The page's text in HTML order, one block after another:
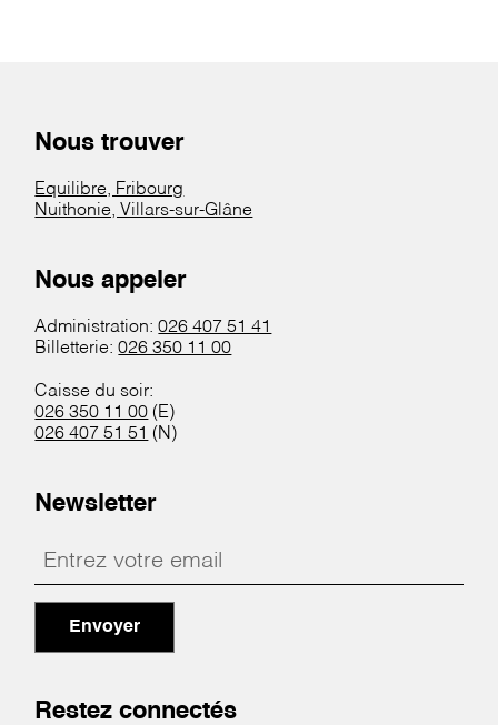
Nous trouver
Equilibre, Fribourg
Nuithonie, Villars-sur-Glâne
Nous appeler
Administration:026 407 51 41
Billetterie:026 350 11 00
Caisse du soir:
026 350 11 00 (E)
026 407 51 51 (N)
Newsletter
Envoyer
Restez connectés